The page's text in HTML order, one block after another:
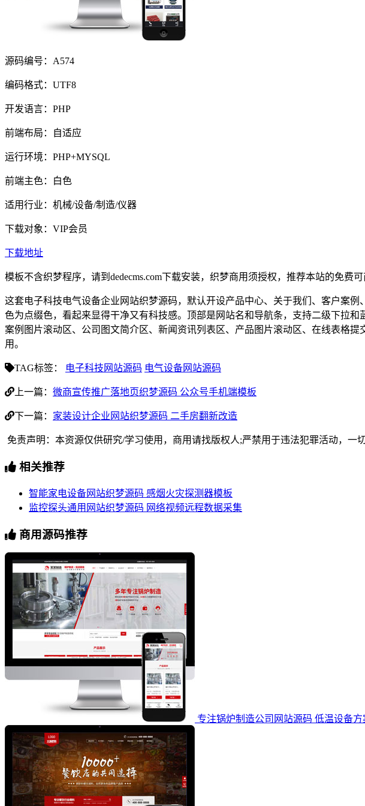
源码编号：A574
编码格式：UTF8
开发语言：PHP
前端布局：自适应
运行环境：PHP+MYSQL
前端主色：白色
适用行业：机械/设备/制造/仪器
下载对象：VIP会员
下载地址
模板不含织梦程序，请到dedecms.com下载安装，织梦商用须授权，推荐本站的免费
这套电子科技电气设备企业网站织梦源码，默认开设产品中心、关于我们、客户案
色为点缀色，看起来显得干净又有科技感。顶部是网站名和导航条，支持二级下拉
案例图片滚动区、公司图文简介区、新闻资讯列表区、产品图片滚动区、在线表格提
用。
TAG标签： 电子科技网站源码 电气设备网站源码
上一篇： 微商宣传推广落地页织梦源码 公众号手机端模板
下一篇： 家装设计企业网站织梦源码 二手房翻新改造
免责声明：本资源仅供研究/学习使用，商用请找版权人;严禁用于违法犯罪活动，一
相关推荐
智能家电设备网站织梦源码 感烟火灾探测器模板
监控探头通用网站织梦源码 网络视频远程数据采集
商用源码推荐
专注锅炉制造公司网站源码 低温设备方